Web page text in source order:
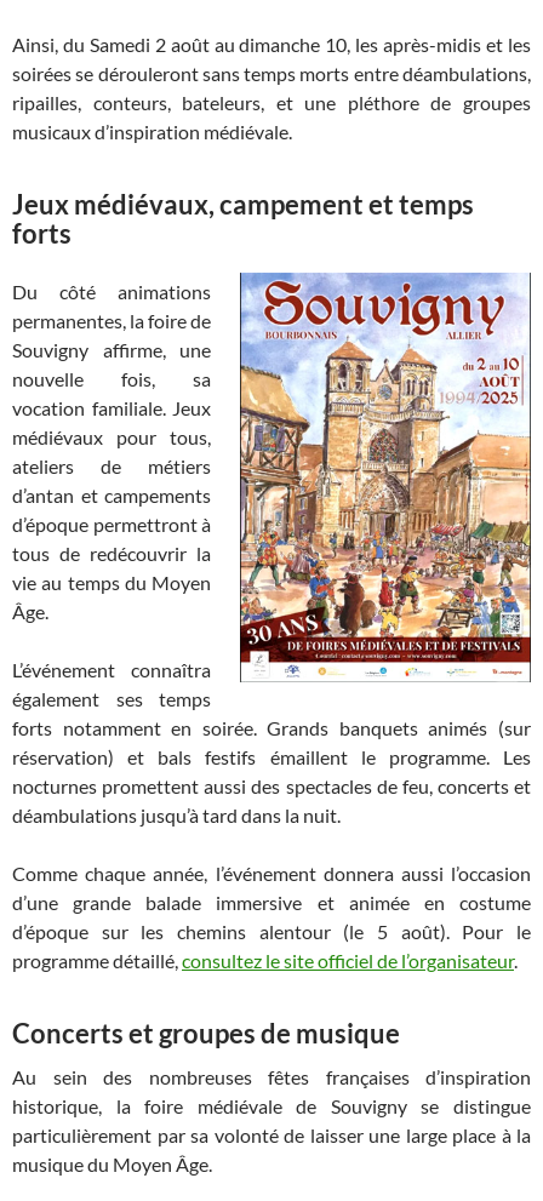
Ainsi, du Samedi 2 août au dimanche 10, les après-midis et les
soirées se dérouleront sans temps morts entre déambulations,
ripailles, conteurs, bateleurs, et une pléthore de groupes
musicaux d’inspiration médiévale.
Jeux médiévaux, campement et temps
forts
Du côté animations
permanentes, la foire de
Souvigny affirme, une
nouvelle fois, sa
vocation familiale. Jeux
médiévaux pour tous,
ateliers de métiers
d’antan et campements
d’époque permettront à
tous de redécouvrir la
vie au temps du Moyen
Âge.
L’événement connaîtra
également ses temps
forts notamment en soirée. Grands banquets animés (sur
réservation) et bals festifs émaillent le programme. Les
nocturnes promettent aussi des spectacles de feu, concerts et
déambulations jusqu’à tard dans la nuit.
Comme chaque année, l’événement donnera aussi l’occasion
d’une grande balade immersive et animée en costume
d’époque sur les chemins alentour (le 5 août). Pour le
programme détaillé,consultez le site officiel de l’organisateur.
Concerts et groupes de musique
Au sein des nombreuses fêtes françaises d’inspiration
historique, la foire médiévale de Souvigny se distingue
particulièrement par sa volonté de laisser une large place à la
musique du Moyen Âge.